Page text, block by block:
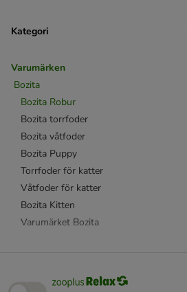
Kategori
Varumärken
Bozita
Bozita Robur
Bozita torrfoder
Bozita våtfoder
Bozita Puppy
Torrfoder för katter
Våtfoder för katter
Bozita Kitten
Varumärket Bozita